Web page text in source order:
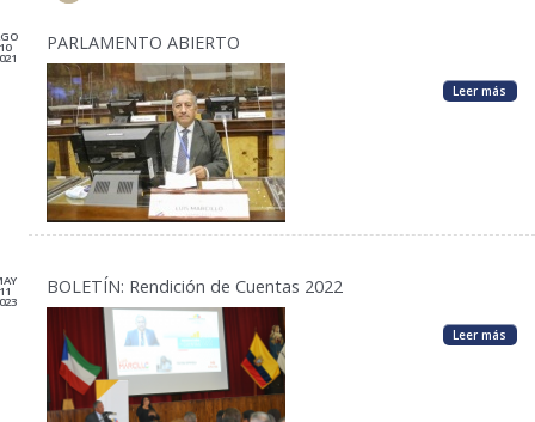
10 PARLAMENTO ABIERTO
Leer más
11 BOLETÍN: Rendición de Cuentas 2022
Leer más